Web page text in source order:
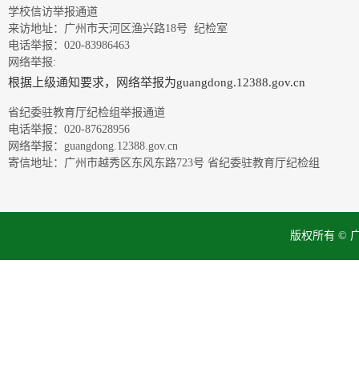
学校信访举报通道
来访地址：广州市天河区渔兴路18号 纪检室
电话举报：020-83986463
网络举报:
根据上级通知要求，网络举报为guangdong.12388.gov.cn
省纪委驻教育厅纪检组举报通道
电话举报：020-87628956
网络举报：guangdong.12388.gov.cn
寄信地址：广州市越秀区东风东路723号 省纪委驻教育厅纪检组
版权所有 ©